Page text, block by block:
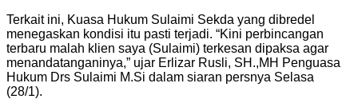
Terkait ini, Kuasa Hukum Sulaimi Sekda yang dibredel
menegaskan kondisi itu pasti terjadi. “Kini perbincangan
terbaru malah klien saya (Sulaimi) terkesan dipaksa agar
menandatanganinya,” ujar Erlizar Rusli, SH.,MH Penguasa
Hukum Drs Sulaimi M.Si dalam siaran persnya Selasa
(28/1).